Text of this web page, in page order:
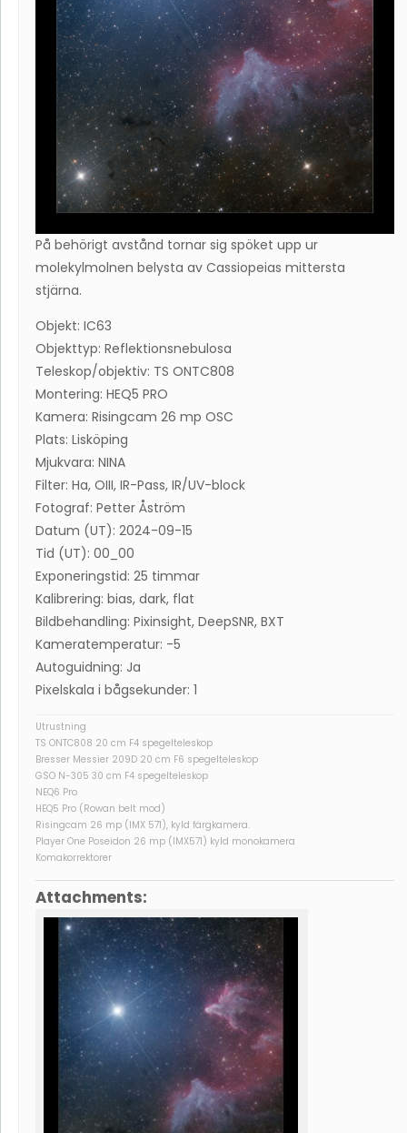
På behörigt avstånd tornar sig spöket upp ur
molekylmolnen belysta av Cassiopeias mittersta
stjärna.
Objekt: IC63
Objekttyp: Reflektionsnebulosa
Teleskop/objektiv: TS ONTC808
Montering: HEQ5 PRO
Kamera: Risingcam 26 mp OSC
Plats: Lisköping
Mjukvara: NINA
Filter: Ha, OIII, IR-Pass, IR/UV-block
Fotograf: Petter Åström
Datum (UT): 2024-09-15
Tid (UT): 00_00
Exponeringstid: 25 timmar
Kalibrering: bias, dark, flat
Bildbehandling: Pixinsight, DeepSNR, BXT
Kameratemperatur: -5
Autoguidning: Ja
Pixelskala i bågsekunder: 1
Utrustning
TS ONTC808 20 cm F4 spegelteleskop
Bresser Messier 209D 20 cm F6 spegelteleskop
GSO N-305 30 cm F4 spegelteleskop
NEQ6 Pro
HEQ5 Pro (Rowan belt mod)
Risingcam 26 mp (IMX 571), kyld färgkamera.
Player One Poseidon 26 mp (IMX571) kyld monokamera
Komakorrektorer
Attachments: